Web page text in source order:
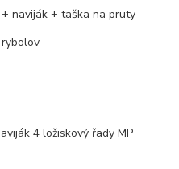
naviják + taška na pruty
4 ložiskový řady MP